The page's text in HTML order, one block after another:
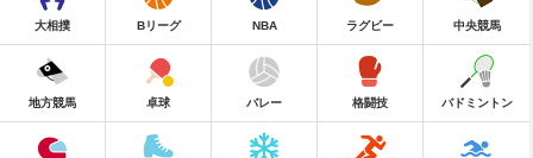
大相撲 Bリーグ NBA ラグビー 中央競馬
地方競馬 卓球 バレー 格闘技 バドミントン